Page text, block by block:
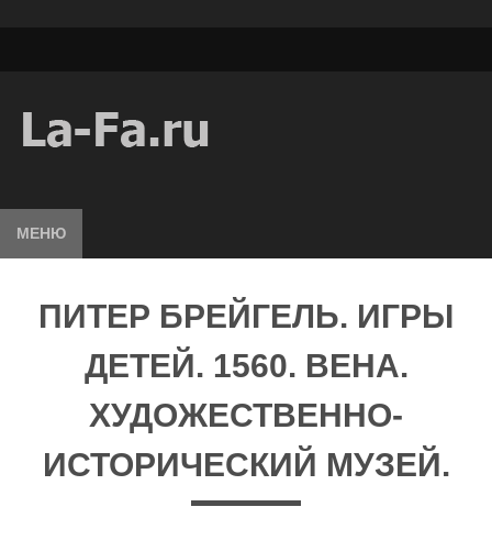
МЕНЮ
ПИТЕР БРЕЙГЕЛЬ. ИГРЫ
ДЕТЕЙ. 1560. ВЕНА.
ХУДОЖЕСТВЕННО-
ИСТОРИЧЕСКИЙ МУЗЕЙ.